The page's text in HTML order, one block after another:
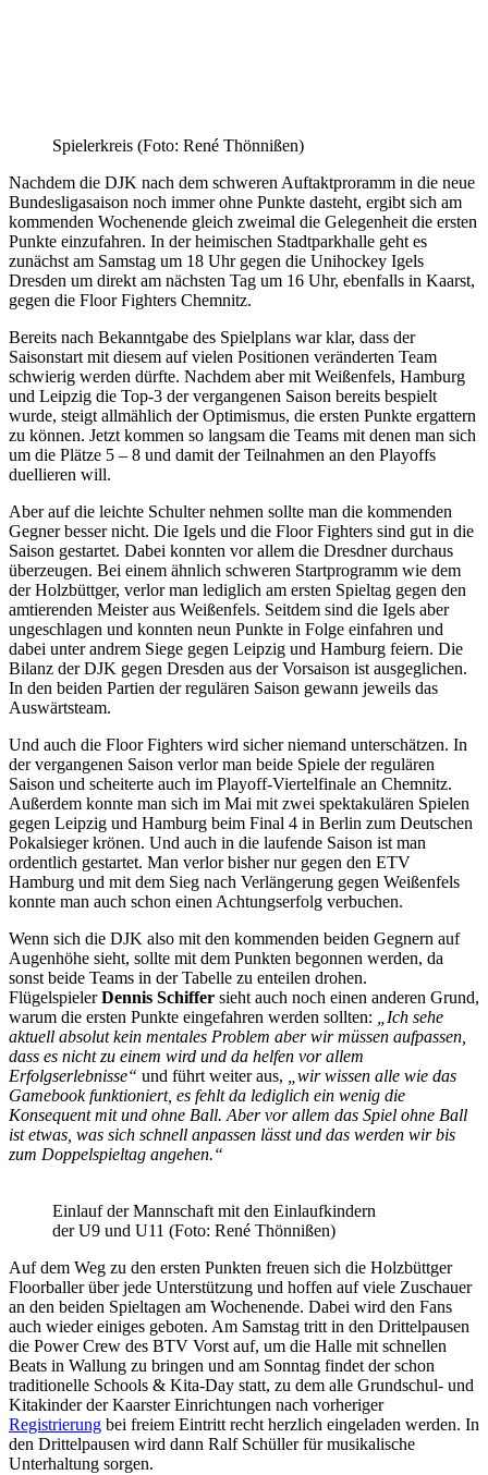
Spielerkreis (Foto: René Thönnißen)
Nachdem die DJK nach dem schweren Auftaktproramm in die neue
Bundesligasaison noch immer ohne Punkte dasteht, ergibt sich am
kommenden Wochenende gleich zweimal die Gelegenheit die ersten
Punkte einzufahren. In der heimischen Stadtparkhalle geht es
zunächst am Samstag um 18 Uhr gegen die Unihockey Igels
Dresden um direkt am nächsten Tag um 16 Uhr, ebenfalls in Kaarst,
gegen die Floor Fighters Chemnitz.
Bereits nach Bekanntgabe des Spielplans war klar, dass der
Saisonstart mit diesem auf vielen Positionen veränderten Team
schwierig werden dürfte. Nachdem aber mit Weißenfels, Hamburg
und Leipzig die Top-3 der vergangenen Saison bereits bespielt
wurde, steigt allmählich der Optimismus, die ersten Punkte ergattern
zu können. Jetzt kommen so langsam die Teams mit denen man sich
um die Plätze 5 – 8 und damit der Teilnahmen an den Playoffs
duellieren will.
Aber auf die leichte Schulter nehmen sollte man die kommenden
Gegner besser nicht. Die Igels und die Floor Fighters sind gut in die
Saison gestartet. Dabei konnten vor allem die Dresdner durchaus
überzeugen. Bei einem ähnlich schweren Startprogramm wie dem
der Holzbüttger, verlor man lediglich am ersten Spieltag gegen den
amtierenden Meister aus Weißenfels. Seitdem sind die Igels aber
ungeschlagen und konnten neun Punkte in Folge einfahren und
dabei unter andrem Siege gegen Leipzig und Hamburg feiern. Die
Bilanz der DJK gegen Dresden aus der Vorsaison ist ausgeglichen.
In den beiden Partien der regulären Saison gewann jeweils das
Auswärtsteam.
Und auch die Floor Fighters wird sicher niemand unterschätzen. In
der vergangenen Saison verlor man beide Spiele der regulären
Saison und scheiterte auch im Playoff-Viertelfinale an Chemnitz.
Außerdem konnte man sich im Mai mit zwei spektakulären Spielen
gegen Leipzig und Hamburg beim Final 4 in Berlin zum Deutschen
Pokalsieger krönen. Und auch in die laufende Saison ist man
ordentlich gestartet. Man verlor bisher nur gegen den ETV
Hamburg und mit dem Sieg nach Verlängerung gegen Weißenfels
konnte man auch schon einen Achtungserfolg verbuchen.
Wenn sich die DJK also mit den kommenden beiden Gegnern auf
Augenhöhe sieht, sollte mit dem Punkten begonnen werden, da
sonst beide Teams in der Tabelle zu enteilen drohen.
FlügelspielerDennis Schiffer sieht auch noch einen anderen Grund,
warum die ersten Punkte eingefahren werden sollten:
„Ich sehe
aktuell absolut kein mentales Problem aber wir müssen aufpassen,
dass es nicht zu einem wird und da helfen vor allem
Erfolgserlebnisse“ und führt weiter aus,
„wir wissen alle wie das
Gamebook funktioniert, es fehlt da lediglich ein wenig die
Konsequent mit und ohne Ball. Aber vor allem das Spiel ohne Ball
ist etwas, was sich schnell anpassen lässt und das werden wir bis
zum Doppelspieltag angehen.“
Einlauf der Mannschaft mit den Einlaufkindern
der U9 und U11 (Foto: René Thönnißen)
Auf dem Weg zu den ersten Punkten freuen sich die Holzbüttger
Floorballer über jede Unterstützung und hoffen auf viele Zuschauer
an den beiden Spieltagen am Wochenende. Dabei wird den Fans
auch wieder einiges geboten. Am Samstag tritt in den Drittelpausen
die Power Crew des BTV Vorst auf, um die Halle mit schnellen
Beats in Wallung zu bringen und am Sonntag findet der schon
traditionelle Schools & Kita-Day statt, zu dem alle Grundschul- und
Kitakinder der Kaarster Einrichtungen nach vorheriger
Registrierung bei freiem Eintritt recht herzlich eingeladen werden. In
den Drittelpausen wird dann Ralf Schüller für musikalische
Unterhaltung sorgen.